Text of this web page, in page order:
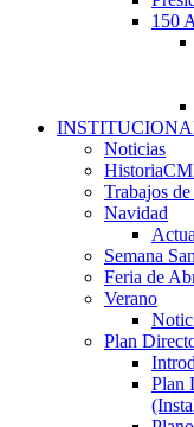
150
Noticias
Trabajos
Navidad
Semana
Feria de
Verano
Plan
Plan